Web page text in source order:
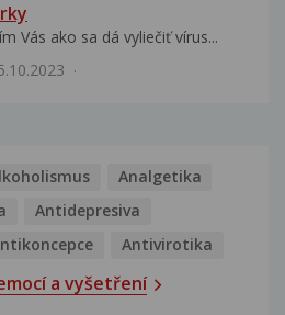
Vás ako sa dá vyliečiť vírus...
Analgetika
Antidepresiva
Antivirotika
a vyšetření